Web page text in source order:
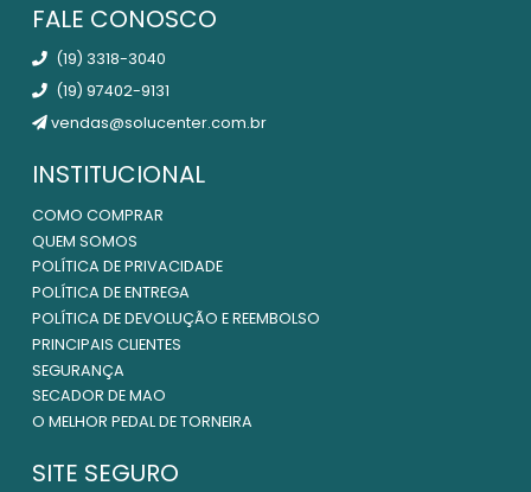
FALE CONOSCO
(19) 3318-3040
(19) 97402-9131
vendas@solucenter.com.br
INSTITUCIONAL
COMO COMPRAR
QUEM SOMOS
POLÍTICA DE PRIVACIDADE
POLÍTICA DE ENTREGA
POLÍTICA DE DEVOLUÇÃO E REEMBOLSO
PRINCIPAIS CLIENTES
SEGURANÇA
SECADOR DE MAO
O MELHOR PEDAL DE TORNEIRA
SITE SEGURO